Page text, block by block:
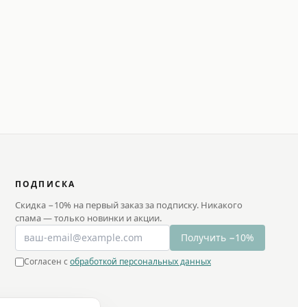
ПОДПИСКА
Скидка −10% на первый заказ за подписку. Никакого
спама — только новинки и акции.
Получить −10%
Согласен собработкой персональных данных